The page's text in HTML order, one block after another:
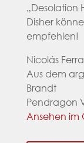
„Desolation
Disher
empfehlen!
Nicolás
Aus dem
Brandt
Pendragon
Ansehen im